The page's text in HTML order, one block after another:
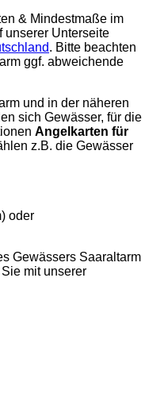
& Mindestmaße im
unserer Unterseite
. Bitte beachten
ggf. abweichende
und in der näheren
sich Gewässer, für die
Angelkarten für
z.B. die Gewässer
oder
Gewässers Saaraltarm
mit unserer